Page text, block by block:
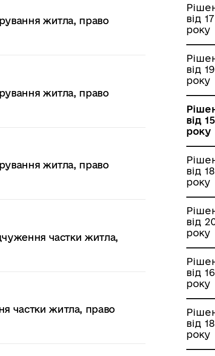
житла, право
житла, право
житла, право
частки житла,
частки житла, право
від
року
від
року
від
року
від
року
від
року
від
року
від
року